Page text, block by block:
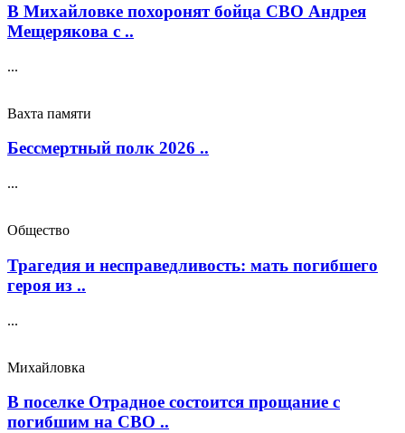
В Михайловке похоронят бойца СВО Андрея
Мещерякова с ..
...
Вахта памяти
Бессмертный полк 2026 ..
...
Общество
Трагедия и несправедливость: мать погибшего
героя из ..
...
Михайловка
В поселке Отрадное состоится прощание с
погибшим на СВО ..